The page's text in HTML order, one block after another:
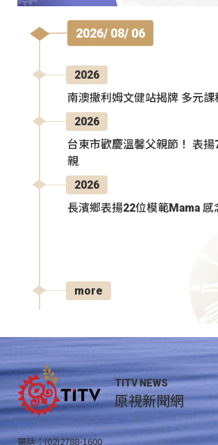
2026/ 08/ 06
2026
南澳撒利姆文健站揭牌 多元課
2026
台東市歡慶溫馨父親節！ 表
親
2026
長濱鄉表揚22位模範Mama 感
more
TITV NEWS
原視新聞網
電話：(02)2788-1600